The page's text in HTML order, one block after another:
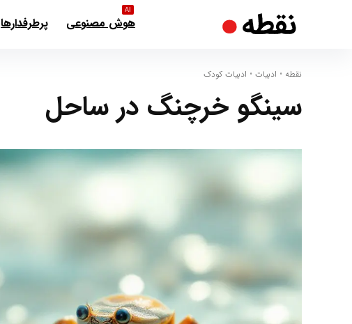
هوش مصنوعی
AI
پرطرفدارها
نقطه • ادبیات • ادبیات کودک
سینگو خرچنگ‌ در ساحل‌